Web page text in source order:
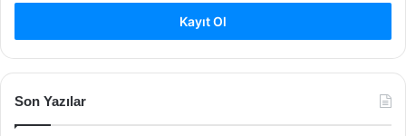
Kayıt Ol
Son Yazılar